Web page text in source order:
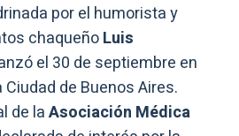
por el humorista y
chaqueñoLuis
el 30 de septiembre en
de Buenos Aires.
de laAsociación Médica